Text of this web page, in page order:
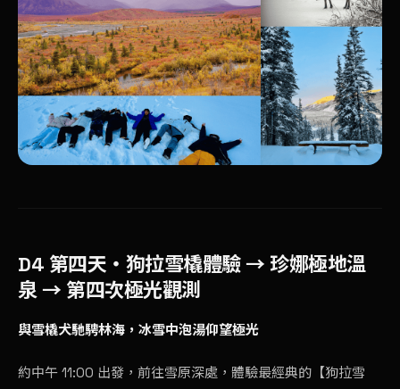
D4 第四天 ・狗拉雪橇體驗 → 珍娜極地溫
泉 → 第四次極光觀測
與雪橇犬馳騁林海，冰雪中泡湯仰望極光
約中午 11:00 出發，前往雪原深處，體驗最經典的【狗拉雪